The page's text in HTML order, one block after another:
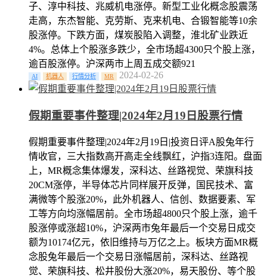
子、淳中科技、兆威机电涨停。新型工业化概念股震荡
走高，东杰智能、克劳斯、克来机电、合锻智能等10余
股涨停。下跌方面，煤炭股陷入调整，淮北矿业跌近
4%。总体上个股涨多跌少，全市场超4300只个股上涨，
逾百股涨停。沪深两市上周五成交额921
AI 机器人 行情分析 MR 2024-02-26
假期重要事件整理|2024年2月19日股票行情
假期重要事件整理|2024年2月19日|投资日评A股兔年行
情收官，三大指数高开高走全线飘红，沪指3连阳。盘面
上，MR概念集体爆发，深科达、丝路视觉、荣旗科技
20CM涨停，半导体芯片同样展开反弹，国民技术、富
满微等个股涨20%，此外机器人、信创、数据要素、军
工等方向均涨幅居前。全市场超4800只个股上涨，逾千
股涨停或涨超10%，沪深两市兔年最后一个交易日成交
额为10174亿元，依旧维持与万亿之上。板块方面MR概
念股兔年最后一个交易日涨幅居前，深科达、丝路视
觉、荣旗科技、松井股份大涨20%，易天股份、等个股